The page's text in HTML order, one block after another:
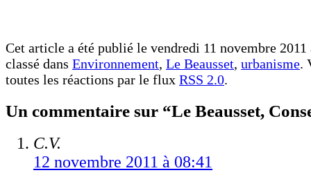
Cet article a été publié le vendredi 11 novembre 2011
classé dans Environnement, Le Beausset, urbanisme.
toutes les réactions par le flux RSS 2.0.
Un commentaire sur “Le Beausset,
C.V.
12 novembre 2011 à 08:41